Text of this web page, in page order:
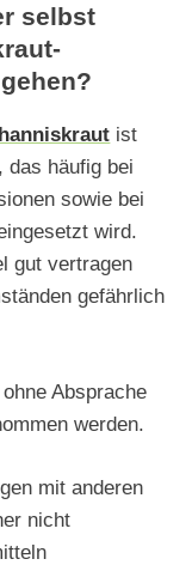
selbst
ist
das häufig bei
sowie bei
wird.
gut vertragen
gefährlich
Absprache
werden.
mit anderen
nicht